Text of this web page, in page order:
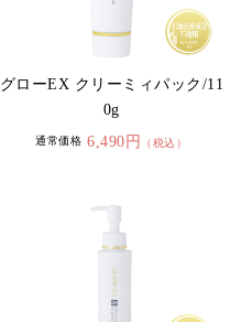
グローEX クリーミィパック/11
0g
通常価格 6,490円 （税込）